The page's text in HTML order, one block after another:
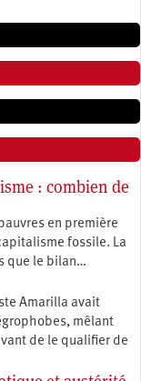
: combien de
en première
fossile. La
que le bilan…
Amarilla avait
mêlant
de le qualifier de